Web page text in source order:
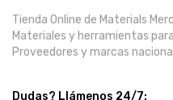
Tienda Online de Materials
Materiales y herramientas
Proveedores y marcas
Dudas? Llámenos 24/7: